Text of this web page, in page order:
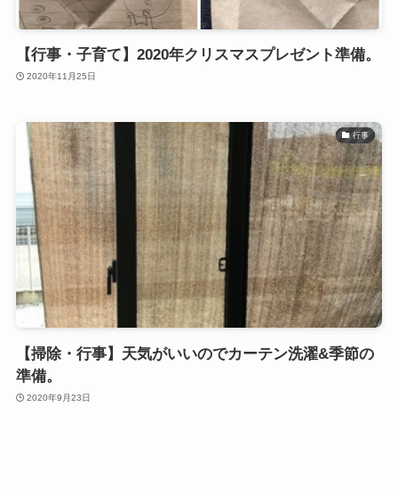
【行事・子育て】2020年クリスマスプレゼント準備。
2020年11月25日
行事
【掃除・行事】天気がいいのでカーテン洗濯&季節の
準備。
2020年9月23日